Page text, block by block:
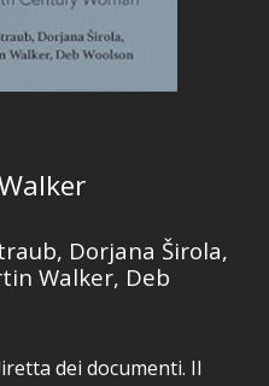
Dorjana Širola,
Walker, Deb
dei documenti. Il